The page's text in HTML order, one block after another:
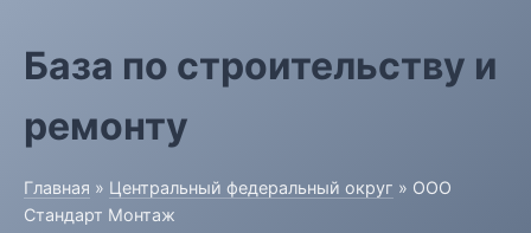
База по строительству и
ремонту
Главная » Центральный федеральный округ » ООО
Стандарт Монтаж